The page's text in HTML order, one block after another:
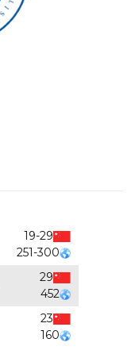
19-29
251-300
29
452
23
160